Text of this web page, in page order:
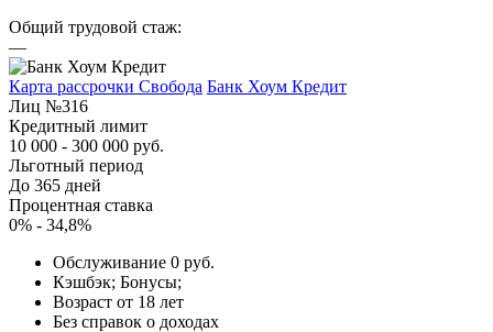
Общий трудовой стаж:
—
Карта рассрочки Свобода Банк Хоум Кредит
Лиц №316
Кредитный лимит
10 000 - 300 000 руб.
Льготный период
До 365 дней
Процентная ставка
0% - 34,8%
Обслуживание 0 руб.
Кэшбэк; Бонусы;
Возраст от 18 лет
Без справок о доходах